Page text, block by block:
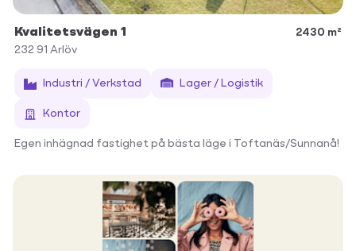
Kvalitetsvägen 1
2430 m²
232 91 Arlöv
Industri / Verkstad Lager / Logistik
Kontor
Egen inhägnad fastighet på bästa läge i Toftanäs/Sunnanå!